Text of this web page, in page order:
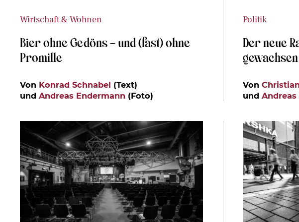
Wirtschaft & Wohnen
Bier ohne Gedöns – und (fast) ohne
Promille
Von Konrad Schnabel (Text)
und Andreas Endermann (Foto)
Politik
Der neue
Von
und